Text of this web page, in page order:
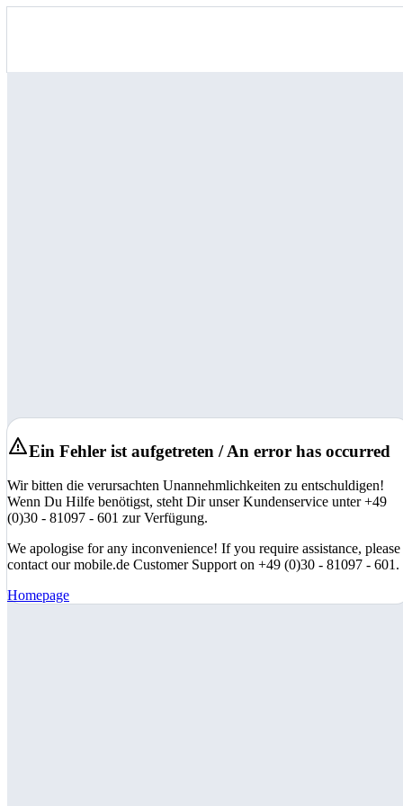
Ein Fehler ist aufgetreten / An error has occurred
Wir bitten die verursachten Unannehmlichkeiten zu entschuldigen!
Wenn Du Hilfe benötigst, steht Dir unser Kundenservice unter +49
(0)30 - 81097 - 601 zur Verfügung.
We apologise for any inconvenience! If you require assistance, please
contact our mobile.de Customer Support on +49 (0)30 - 81097 - 601.
Homepage